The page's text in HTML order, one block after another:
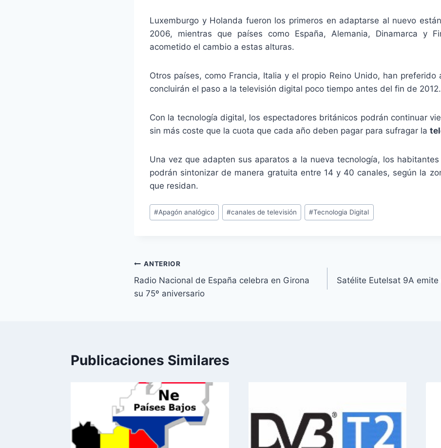
Luxemburgo y Holanda fueron los primeros en adaptarse al nuevo
2006, mientras que países como España, Alemania, Dinamarca y
acometido el cambio a estas alturas.
Otros países, como Francia, Italia y el propio Reino Unido, han preferido
concluirán el paso a la televisión digital poco tiempo antes del fin de 2012.
Con la tecnología digital, los espectadores británicos podrán continuar
sin más coste que la cuota que cada año deben pagar para sufragar la
Una vez que adapten sus aparatos a la nueva tecnología, los
podrán sintonizar de manera gratuita entre 14 y 40 canales, según la
que residan.
Etiquetas
de
#Apagón analógico #canales de televisión #Tecnologia Digital
Navegación
de
ANTERIOR
Radio Nacional de España celebra en Girona
su 75º aniversario
Satélite Eutelsat 9A
Publicaciones Similares